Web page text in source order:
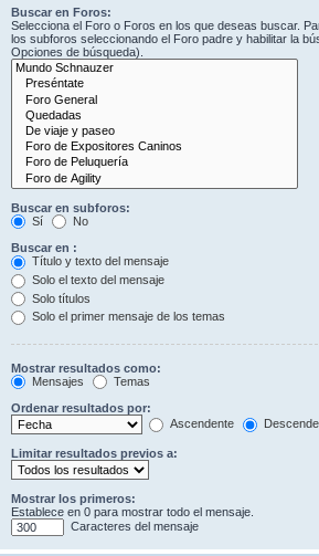
Buscar en Foros:
Selecciona el Foro o Foros en los que deseas buscar.
los subforos seleccionando el Foro padre y habilitar la
Opciones de búsqueda).
Buscar en subforos:
Sí
No
Buscar en :
Título y texto del mensaje
Solo el texto del mensaje
Solo títulos
Solo el primer mensaje de los temas
Mostrar resultados como:
Mensajes
Temas
Ordenar resultados por:
Ascendente
Limitar resultados previos a:
Mostrar los primeros:
Establece en 0 para mostrar todo el mensaje.
Caracteres del mensaje